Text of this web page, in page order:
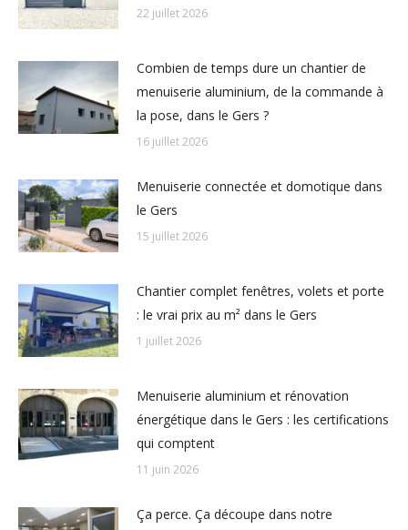
22 juillet 2026
Combien de temps dure un chantier de
menuiserie aluminium, de la commande à
la pose, dans le Gers ?
16 juillet 2026
Menuiserie connectée et domotique dans
le Gers
15 juillet 2026
Chantier complet fenêtres, volets et porte
: le vrai prix au m² dans le Gers
1 juillet 2026
Menuiserie aluminium et rénovation
énergétique dans le Gers : les certifications
qui comptent
11 juin 2026
Ça perce. Ça découpe dans notre